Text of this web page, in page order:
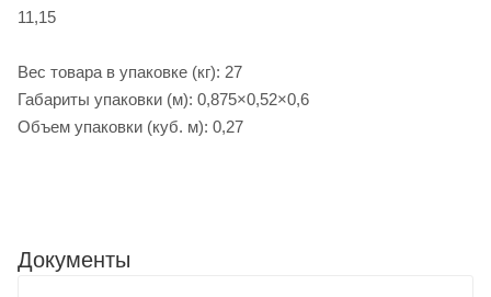
11,15
Вес товара в упаковке (кг): 27
Габариты упаковки (м): 0,875×0,52×0,6
Объем упаковки (куб. м): 0,27
Документы